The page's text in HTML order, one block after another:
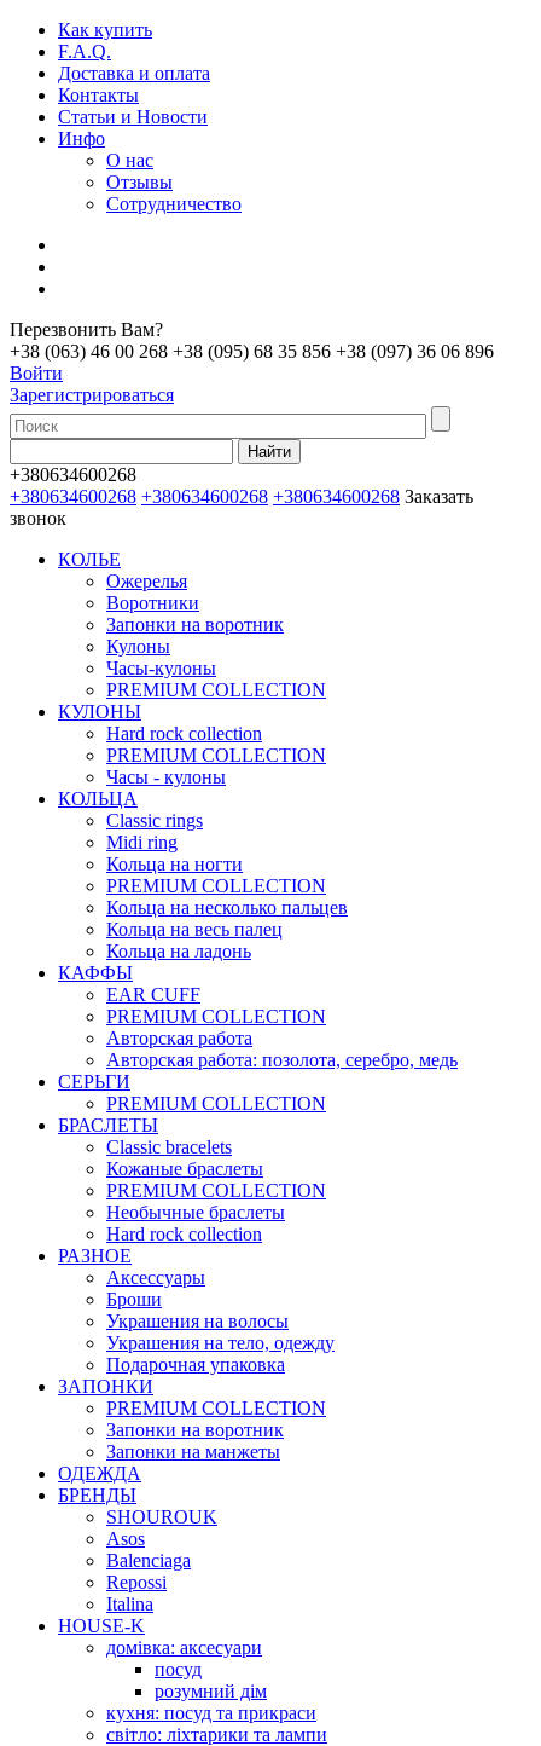
Как купить
F.A.Q.
Доставка и оплата
Контакты
Статьи и Новости
Инфо
О нас
Отзывы
Сотрудничество
Перезвонить Вам?
+38 (063) 46 00 268 +38 (095) 68 35 856 +38 (097) 36 06 896
Войти
Зарегистрироваться
+380634600268
+380634600268 +380634600268 +380634600268 Заказать
звонок
КОЛЬЕ
Ожерелья
Воротники
Запонки на воротник
Кулоны
Часы-кулоны
PREMIUM COLLECTION
КУЛОНЫ
Hard rock collection
PREMIUM COLLECTION
Часы - кулоны
КОЛЬЦА
Classic rings
Midi ring
Кольца на ногти
PREMIUM COLLECTION
Кольца на несколько пальцев
Кольца на весь палец
Кольца на ладонь
КАФФЫ
EAR CUFF
PREMIUM COLLECTION
Авторская работа
Авторская работа: позолота, серебро, медь
СЕРЬГИ
PREMIUM COLLECTION
БРАСЛЕТЫ
Classic bracelets
Кожаные браслеты
PREMIUM COLLECTION
Необычные браслеты
Hard rock collection
РАЗНОЕ
Аксессуары
Броши
Украшения на волосы
Украшения на тело, одежду
Подарочная упаковка
ЗАПОНКИ
PREMIUM COLLECTION
Запонки на воротник
Запонки на манжеты
ОДЕЖДА
БРЕНДЫ
SHOUROUK
Asos
Balenciaga
Repossi
Italina
HOUSE-K
домівка: аксесуари
посуд
розумний дім
кухня: посуд та прикраси
світло: ліхтарики та лампи